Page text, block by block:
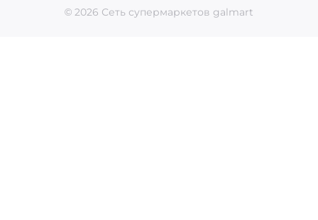
© 2026 Сеть супермаркетов galmart